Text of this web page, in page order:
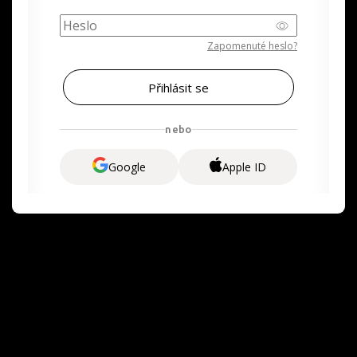
Zapomenuté heslo?
nebo
Google Apple ID